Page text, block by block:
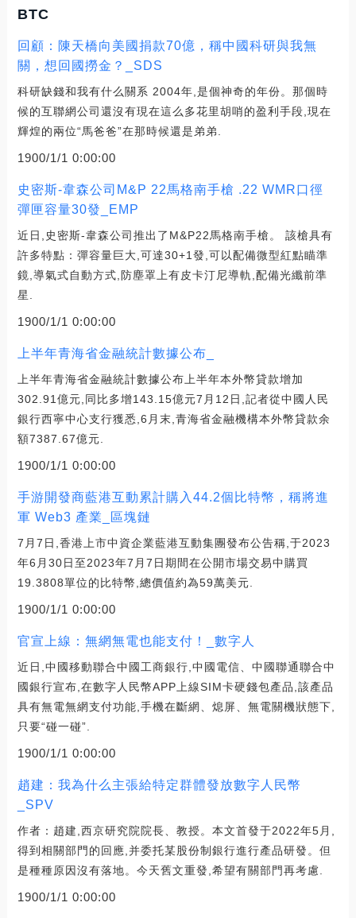
BTC
回顧：陳天橋向美國捐款70億，稱中國科研與我無
關，想回國撈金？_SDS
科研缺錢和我有什么關系 2004年,是個神奇的年份。那個時
候的互聯網公司還沒有現在這么多花里胡哨的盈利手段,現在
輝煌的兩位“馬爸爸”在那時候還是弟弟.
1900/1/1 0:00:00
史密斯-韋森公司M&P 22馬格南手槍 .22 WMR口徑
彈匣容量30發_EMP
近日,史密斯-韋森公司推出了M&P22馬格南手槍。 該槍具有
許多特點：彈容量巨大,可達30+1發,可以配備微型紅點瞄準
鏡,導氣式自動方式,防塵罩上有皮卡汀尼導軌,配備光纖前準
星.
1900/1/1 0:00:00
上半年青海省金融統計數據公布_
上半年青海省金融統計數據公布上半年本外幣貸款增加
302.91億元,同比多增143.15億元7月12日,記者從中國人民
銀行西寧中心支行獲悉,6月末,青海省金融機構本外幣貸款余
額7387.67億元.
1900/1/1 0:00:00
手游開發商藍港互動累計購入44.2個比特幣，稱將進
軍 Web3 產業_區塊鏈
7月7日,香港上市中資企業藍港互動集團發布公告稱,于2023
年6月30日至2023年7月7日期間在公開市場交易中購買
19.3808單位的比特幣,總價值約為59萬美元.
1900/1/1 0:00:00
官宣上線：無網無電也能支付！_數字人
近日,中國移動聯合中國工商銀行,中國電信、中國聯通聯合中
國銀行宣布,在數字人民幣APP上線SIM卡硬錢包產品,該產品
具有無電無網支付功能,手機在斷網、熄屏、無電關機狀態下,
只要“碰一碰”.
1900/1/1 0:00:00
趙建：我為什么主張給特定群體發放數字人民幣
_SPV
作者：趙建,西京研究院院長、教授。本文首發于2022年5月,
得到相關部門的回應,并委托某股份制銀行進行產品研發。但
是種種原因沒有落地。今天舊文重發,希望有關部門再考慮.
1900/1/1 0:00:00